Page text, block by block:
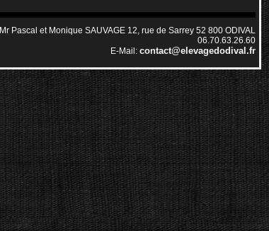
Mr Pascal et Monique SAUVAGE 12, rue de Sarrey 52 800 ODIVAL
06.70.63.26.60
E-Mail: contact@elevagedodival.fr